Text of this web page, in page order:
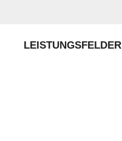
LEISTUNGSFELDER